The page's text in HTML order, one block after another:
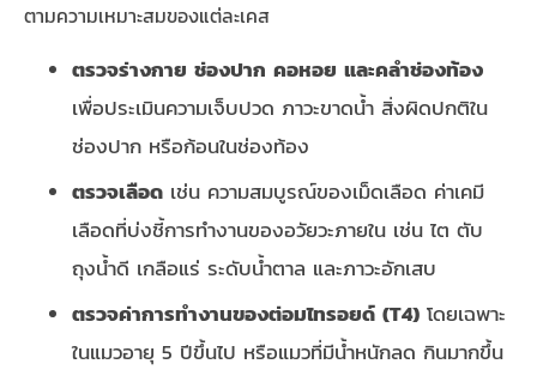
ตามความเหมาะสมของแต่ละเคส
ตรวจร่างกาย ช่องปาก คอหอย และคลำช่องท้อง
เพื่อประเมินความเจ็บปวด ภาวะขาดน้ำ สิ่งผิดปกติใน
ช่องปาก หรือก้อนในช่องท้อง
ตรวจเลือด เช่น ความสมบูรณ์ของเม็ดเลือด ค่าเคมี
เลือดที่บ่งชี้การทำงานของอวัยวะภายใน เช่น ไต ตับ
ถุงน้ำดี เกลือแร่ ระดับน้ำตาล และภาวะอักเสบ
ตรวจค่าการทำงานของต่อมไทรอยด์ (T4) โดยเฉพาะ
ในแมวอายุ 5 ปีขึ้นไป หรือแมวที่มีน้ำหนักลด กินมากขึ้น